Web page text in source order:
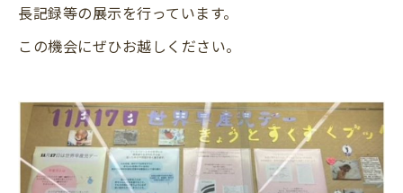
長記録等の展示を行っています。
この機会にぜひお越しください。